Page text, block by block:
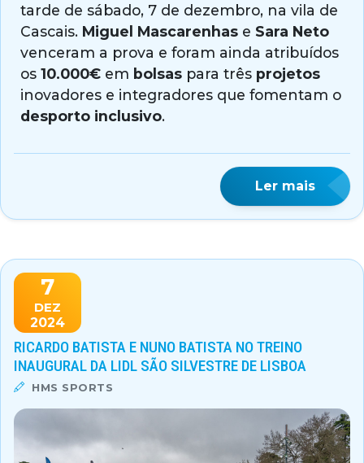
tarde de sábado, 7 de dezembro, na vila de
Cascais. Miguel Mascarenhas e Sara Neto
venceram a prova e foram ainda atribuídos
os 10.000€ em bolsas para três projetos
inovadores e integradores que fomentam o
desporto inclusivo.
Ler mais
7
DEZ
2024
RICARDO BATISTA E NUNO BATISTA NO TREINO
INAUGURAL DA LIDL SÃO SILVESTRE DE LISBOA
HMS SPORTS